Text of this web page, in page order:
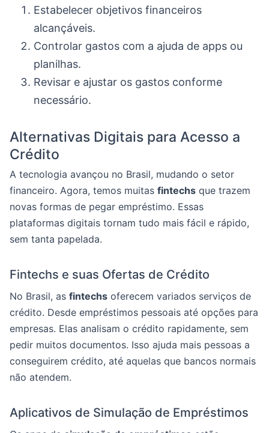
Estabelecer objetivos financeiros
alcançáveis.
Controlar gastos com a ajuda de apps ou
planilhas.
Revisar e ajustar os gastos conforme
necessário.
Alternativas Digitais para Acesso a
Crédito
A tecnologia avançou no Brasil, mudando o setor
financeiro. Agora, temos muitas fintechs que trazem
novas formas de pegar empréstimo. Essas
plataformas digitais tornam tudo mais fácil e rápido,
sem tanta papelada.
Fintechs e suas Ofertas de Crédito
No Brasil, as fintechs oferecem variados serviços de
crédito. Desde empréstimos pessoais até opções para
empresas. Elas analisam o crédito rapidamente, sem
pedir muitos documentos. Isso ajuda mais pessoas a
conseguirem crédito, até aquelas que bancos normais
não atendem.
Aplicativos de Simulação de Empréstimos